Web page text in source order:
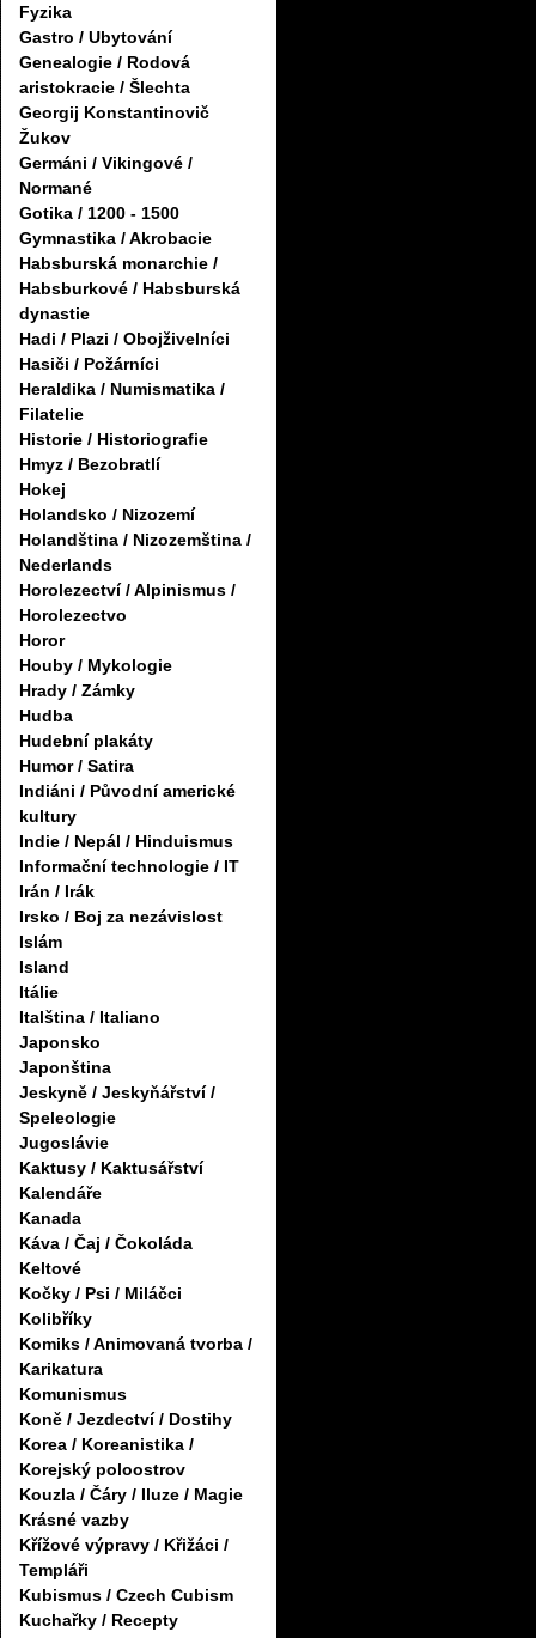
Fyzika
Gastro / Ubytování
Genealogie / Rodová
aristokracie / Šlechta
Georgij Konstantinovič
Žukov
Germáni / Vikingové /
Normané
Gotika / 1200 - 1500
Gymnastika / Akrobacie
Habsburská monarchie /
Habsburkové / Habsburská
dynastie
Hadi / Plazi / Obojživelníci
Hasiči / Požárníci
Heraldika / Numismatika /
Filatelie
Historie / Historiografie
Hmyz / Bezobratlí
Hokej
Holandsko / Nizozemí
Holandština / Nizozemština /
Nederlands
Horolezectví / Alpinismus /
Horolezectvo
Horor
Houby / Mykologie
Hrady / Zámky
Hudba
Hudební plakáty
Humor / Satira
Indiáni / Původní americké
kultury
Indie / Nepál / Hinduismus
Informační technologie / IT
Irán / Irák
Irsko / Boj za nezávislost
Islám
Island
Itálie
Italština / Italiano
Japonsko
Japonština
Jeskyně / Jeskyňářství /
Speleologie
Jugoslávie
Kaktusy / Kaktusářství
Kalendáře
Kanada
Káva / Čaj / Čokoláda
Keltové
Kočky / Psi / Miláčci
Kolibříky
Komiks / Animovaná tvorba /
Karikatura
Komunismus
Koně / Jezdectví / Dostihy
Korea / Koreanistika /
Korejský poloostrov
Kouzla / Čáry / Iluze / Magie
Krásné vazby
Křížové výpravy / Křižáci /
Templáři
Kubismus / Czech Cubism
Kuchařky / Recepty